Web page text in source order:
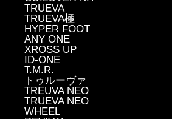
TRUEVA
TRUEVA極
HYPER FOOT
ANY ONE
XROSS UP
ID-ONE
T.M.R.
トゥルーヴァ
TREUVA NEO
TRUEVA NEO
WHEEL